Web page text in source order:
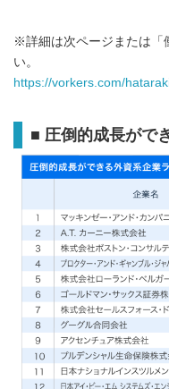
※詳細は次ページまたは「
い。
https://vorkers.com/
■ 圧倒的成長がで